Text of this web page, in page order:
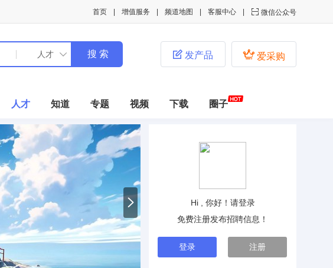
 微信公众号
客服中心
频道地图
增值服务
首页
 爱采购
 发产品
人才 知道 专题 视频 下载 圈子
Hi , 你好！请登录
免费注册发布招聘信息！
登录 注册